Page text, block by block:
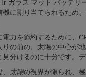
ガラス マット バッテリ
機に割り当てられるため
電力を節約するために、
りの前の、太陽の中心が
見分けるのに十分です。
、太陽の視界が限られ、